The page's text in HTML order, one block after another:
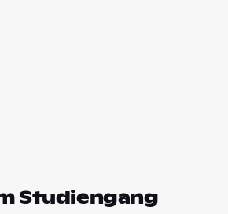
Studiengang